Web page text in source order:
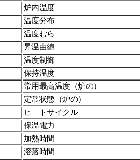
炉内温度
温度分布
温度むら
昇温曲線
温度制御
保持温度
常用最高温度（炉の）
定常状態（炉の）
ヒートサイクル
保温電力
加熱時間
溶落時間